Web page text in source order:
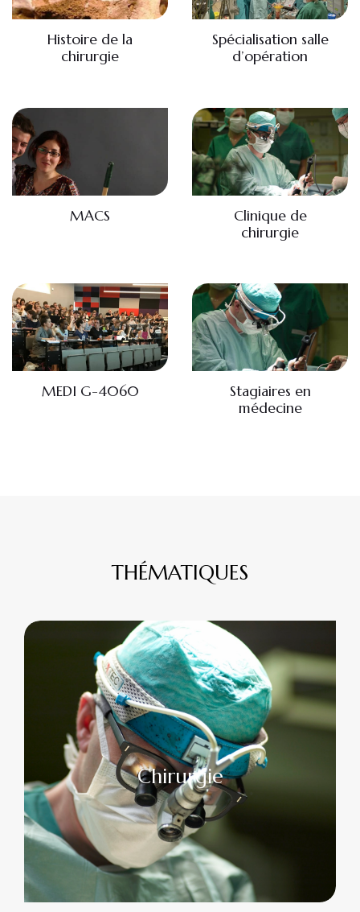
Histoire de la
chirurgie
Spécialisation salle
d’opération
MACS
Clinique de
chirurgie
MEDI G-4060
Stagiaires en
médecine
THÉMATIQUES
Chirurgie